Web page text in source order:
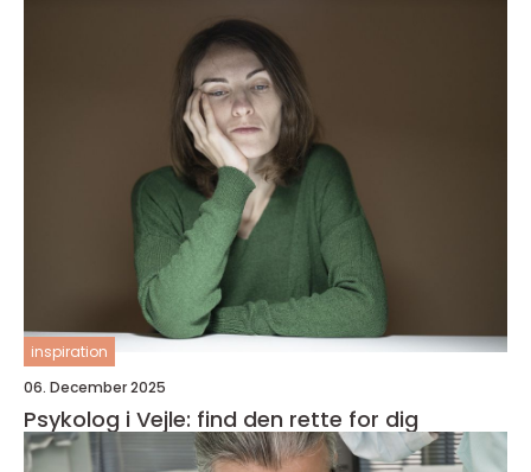
inspiration
06. December 2025
Psykolog i Vejle: find den rette for dig